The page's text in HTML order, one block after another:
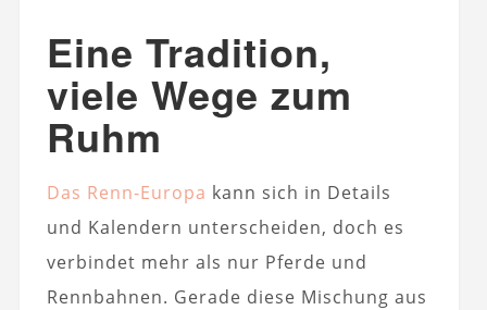
Eine Tradition,
viele Wege zum
Ruhm
Das Renn-Europa kann sich in Details
und Kalendern unterscheiden, doch es
verbindet mehr als nur Pferde und
Rennbahnen. Gerade diese Mischung aus